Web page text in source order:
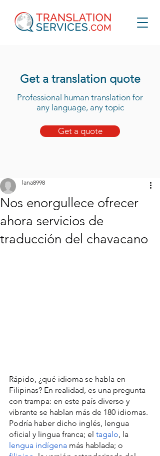
Get a translation quote
Professional human translation for
any language, any topic
Get a quote
Nos enorgullece ofrecer
ahora servicios de
traducción del chavacano
lana8998
Rápido, ¿qué idioma se habla en
Filipinas? En realidad, es una pregunta
con trampa: en este país diverso y
vibrante se hablan más de 180 idiomas.
Podría haber dicho inglés, lengua
oficial y lingua franca; el tagalo, la
lengua indígena más hablada; o